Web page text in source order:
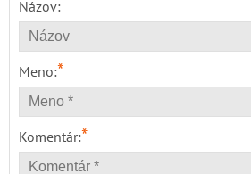
Názov:
Meno:*
Komentár:*